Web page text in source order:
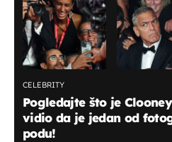
CELEBRITY
Pogledajte što je
vidio da je jedan od
podu!